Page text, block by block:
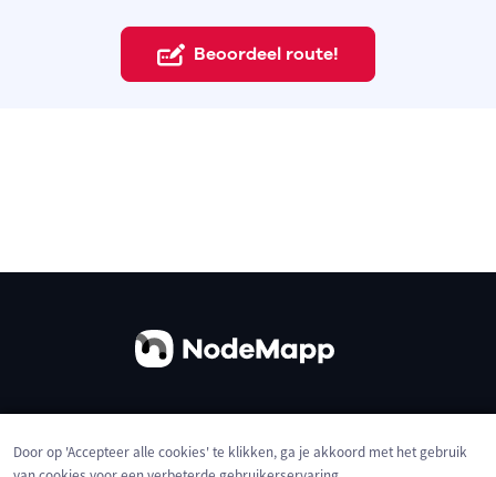
Beoordeel route!
Door op 'Accepteer alle cookies' te klikken, ga je akkoord met het gebruik